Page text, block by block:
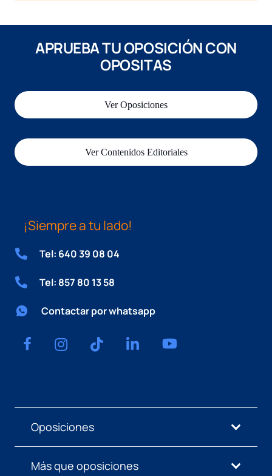
APRUEBA TU OPOSICIÓN CON
OPOSITAS
Ver Oposiciones
Ver Contenidos Editoriales
¡Siempre a tu lado!
Tel: 640 39 08 04
Tel: 857 80 13 58
Contactar por whatsapp
Oposiciones
Más que oposiciones